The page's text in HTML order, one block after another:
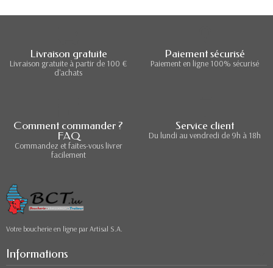
Livraison gratuite
Livraison gratuite à partir de 100 €
d'achats
Paiement sécurisé
Paiement en ligne 100% sécurisé
Comment commander ?
FAQ
Commandez et faites-vous livrer
facilement
Service client
Du lundi au vendredi de 9h à 18h
Votre boucherie en ligne par Artisal S.A.
Informations